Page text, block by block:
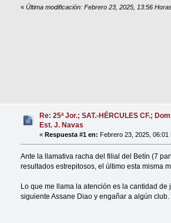
« Última modificación: Febrero 23, 2025, 13:56
Re: 25ª Jor.; SAT.-HÉRCULES CF.;
Est. J. Navas
«Respuesta #1 en: Febrero 23, 2025, 06:01
Ante la llamativa racha del filial del Betín (7
resultados estrepitosos, el último esta misma
Lo que me llama la atención es la cantidad
siguiente Assane Diao y engañar a algún